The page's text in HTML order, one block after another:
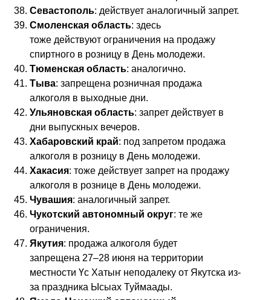
Севастополь: действует аналогичный запрет.
Смоленская область: здесь
тоже действуют ограничения на продажу
спиртного в розницу в День молодежи.
Тюменская область: аналогично.
Тыва: запрещена розничная продажа
алкоголя в выходные дни.
Ульяновская область: запрет действует в
дни выпускных вечеров.
Хабаровский край: под запретом продажа
алкоголя в розницу в День молодежи.
Хакасия: тоже действует запрет на продажу
алкоголя в рознице в День молодежи.
Чувашия: аналогичный запрет.
Чукотский автономный округ: те же
ограничения.
Якутия: продажа алкоголя будет
запрещена 27–28 июня на территории
местности Үс Хатыҥ неподалеку от Якутска из-
за праздника Ысыах Туймаады.